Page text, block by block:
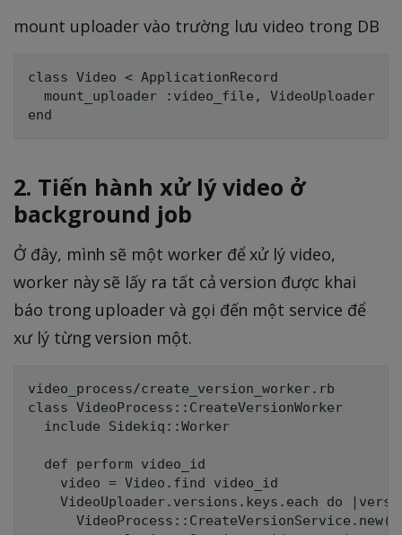
mount uploader vào trường lưu video trong DB
class Video < ApplicationRecord
  mount_uploader :video_file, VideoUploader
2. Tiến hành xử lý video ở
background job
Ở đây, mình sẽ một worker để xử lý video,
worker này sẽ lấy ra tất cả version được khai
báo trong uploader và gọi đến một service để
xư lý từng version một.
video_process/create_version_worker.rb
class VideoProcess::CreateVersionWorker
  include Sidekiq::Worker
  def perform video_id
    video = Video.find video_id
VideoUploader.versions.keys.each do